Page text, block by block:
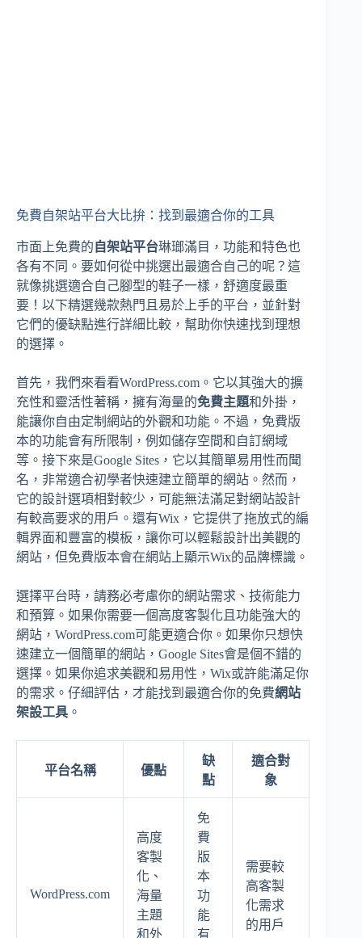
免費自架站平台大比拚：找到最適合你的工具
市面上免費的 自架站平台琳瑯滿目，功能和特色也
各有不同。要如何從中挑選出最適合自己的呢？這
就像挑選適合自己腳型的鞋子一樣，舒適度最重
要！以下精選幾款熱門且易於上手的平台，並針對
它們的優缺點進行詳細比較，幫助你快速找到理想
的選擇。
首先，我們來看看WordPress.com。它以其強大的擴
充性和靈活性著稱，擁有海量的免費主題和外掛，
能讓你自由定制網站的外觀和功能。不過，免費版
本的功能會有所限制，例如儲存空間和自訂網域
等。接下來是Google Sites，它以其簡單易用性而聞
名，非常適合初學者快速建立簡單的網站。然而，
它的設計選項相對較少，可能無法滿足對網站設計
有較高要求的用戶。還有Wix，它提供了拖放式的編
輯界面和豐富的模板，讓你可以輕鬆設計出美觀的
網站，但免費版本會在網站上顯示Wix的品牌標識。
選擇平台時，請務必考慮你的網站需求、技術能力
和預算。如果你需要一個高度客製化且功能強大的
網站，WordPress.com可能更適合你。如果你只想快
速建立一個簡單的網站，Google Sites會是個不錯的
選擇。如果你追求美觀和易用性，Wix或許能滿足你
的需求。仔細評估，才能找到最適合你的免費網站
架設工具 。
平台名稱 優點
缺
點
適合對
象
WordPress.com
高度
客製
化、
海量
主題
和外
免
費
版
本
功
能
有
需要較
高客製
化需求
的用戶